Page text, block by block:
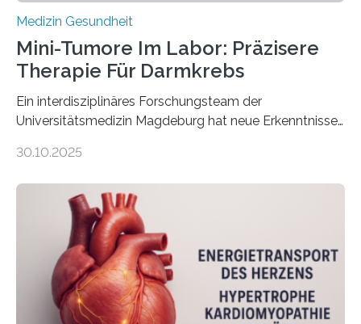
Medizin Gesundheit
Mini-Tumore Im Labor: Präzisere
Therapie Für Darmkrebs
Ein interdisziplinäres Forschungsteam der
Universitätsmedizin Magdeburg hat neue Erkenntnisse
behandelt werden kann. In ihrer aktuellen Studie,
Oncology, zeigen die Forschenden, dass Mini-Tumore
aus Gewebe von Patientinnen und Patienten –
sogenannte Organoide – genutzt werden können, um
vorab zu prüfen, welche Medikamente am besten
wirken. Dabei wurde ein Eiweiß identifiziert, das künftig
als Biomarker für die Wahl der passenden Therapie
dienen könnte. Darmkrebs zählt weltweit zu den
30.10.2025